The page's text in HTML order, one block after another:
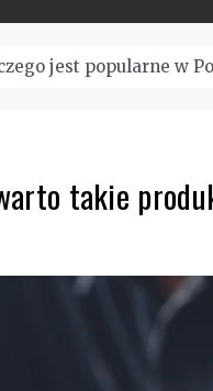
Szkolenia BHP
takie